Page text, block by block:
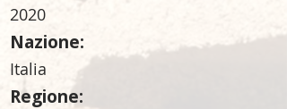
2020
Nazione:
Italia
Regione: